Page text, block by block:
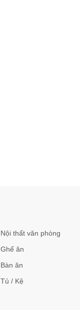
Nội thất văn phòng
Ghế ăn
Bàn ăn
Tủ / Kệ